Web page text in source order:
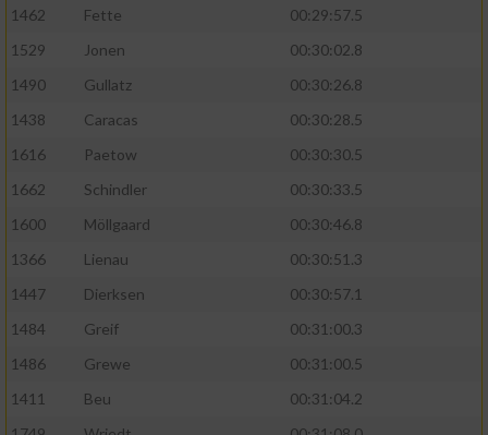
1462
Fette
00:29:57.5
1529
Jonen
00:30:02.8
1490
Gullatz
00:30:26.8
1438
Caracas
00:30:28.5
1616
Paetow
00:30:30.5
1662
Schindler
00:30:33.5
1600
Möllgaard
00:30:46.8
1366
Lienau
00:30:51.3
1447
Dierksen
00:30:57.1
1484
Greif
00:31:00.3
1486
Grewe
00:31:00.5
1411
Beu
00:31:04.2